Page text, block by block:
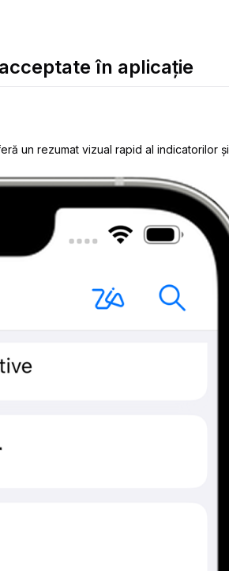
în aplicație
un rezumat vizual rapid al indicatorilor și